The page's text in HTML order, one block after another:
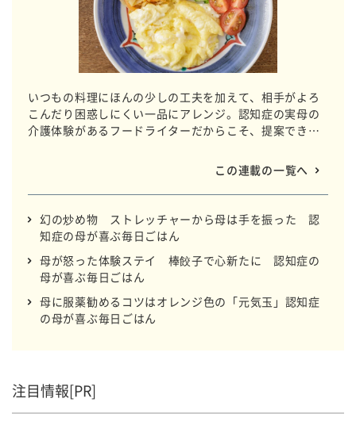
いつもの料理にほんの少しの工夫を加えて、相手がよろ
こんだり困惑しにくい一品にアレンジ。認知症の実母の
介護体験があるフードライターだからこそ、提案できる
この連載の一覧へ
幻の炒め物 ストレッチャーから母は手を振った 認
知症の母が喜ぶ毎日ごはん
母が怒った体験ステイ 棒餃子で心新たに 認知症の
母が喜ぶ毎日ごはん
母に服薬勧めるコツはオレンジ色の「元気玉」認知症
の母が喜ぶ毎日ごはん
注目情報[PR]